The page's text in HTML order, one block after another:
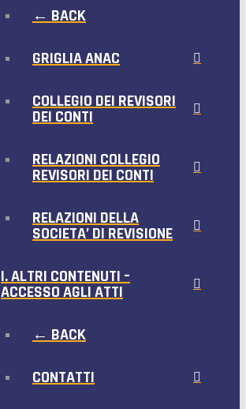
← BACK
GRIGLIA ANAC
COLLEGIO DEI REVISORI
DEI CONTI
RELAZIONI COLLEGIO
REVISORI DEI CONTI
RELAZIONI DELLA
SOCIETA’ DI REVISIONE
I. ALTRI CONTENUTI –
ACCESSO AGLI ATTI
← BACK
CONTATTI